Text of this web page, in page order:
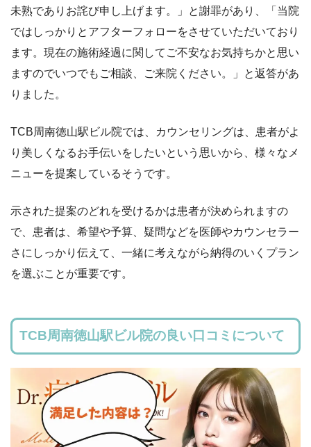
未熟でありお詫び申し上げます。」と謝罪があり、「当院
ではしっかりとアフターフォローをさせていただいており
ます。現在の施術経過に関してご不安なお気持ちかと思い
ますのでいつでもご相談、ご来院ください。」と返答があ
りました。
TCB周南徳山駅ビル院では、カウンセリングは、患者がよ
り美しくなるお手伝いをしたいという思いから、様々なメ
ニューを提案しているそうです。
示された提案のどれを受けるかは患者が決められますの
で、患者は、 希望や予算、疑問などを医師やカウンセラー
さにしっかり伝えて、一緒に考えながら納得のいく プラン
を選ぶことが重要です。
TCB周南徳山駅ビル院の良い口コミについて